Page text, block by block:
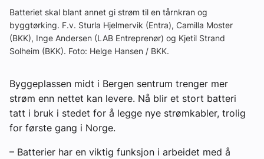
Aktivitetskalender
Bransjekommentar
Aktuelle prosjekter
Batteriet skal blant annet gi strøm til en tårnkran og
byggtørking. F.v. Sturla Hjelmervik (Entra), Camilla Moster
(BKK), Inge Andersen (LAB Entreprenør) og Kjetil Strand
Solheim (BKK). Foto: Helge Hansen / BKK.
Byggeplassen midt i Bergen sentrum trenger mer
strøm enn nettet kan levere. Nå blir et stort batteri
tatt i bruk i stedet for å legge nye strømkabler, trolig
for første gang i Norge.
– Batterier har en viktig funksjon i arbeidet med å